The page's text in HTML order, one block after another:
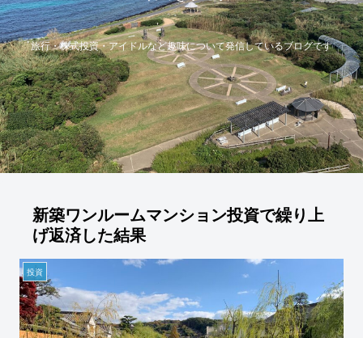
旅行・株式投資・アイドルなど趣味について発信しているブログです
新築ワンルームマンション投資で繰り上
げ返済した結果
投資